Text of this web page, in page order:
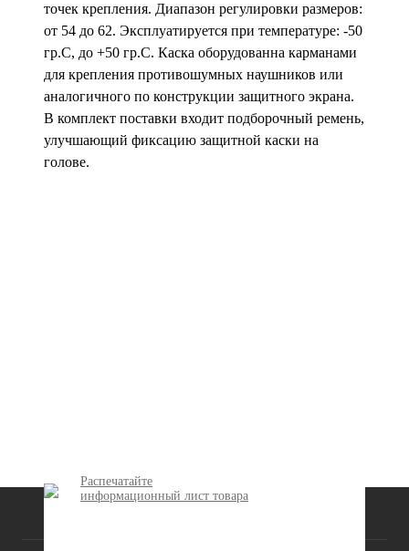
точек крепления. Диапазон регулировки размеров:
от 54 до 62. Эксплуатируется при температуре: -50
гр.С, до +50 гр.С. Каска оборудованна карманами
для крепления противошумных наушников или
аналогичного по конструкции защитного экрана.
В комплект поставки входит подборочный ремень,
улучшающий фиксацию защитной каски на
голове.
Распечатайте
информационный лист товара